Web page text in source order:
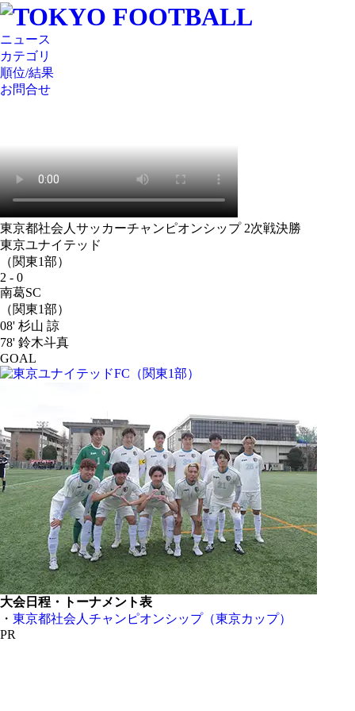
ニュース
カテゴリ
順位/結果
お問合せ
東京都社会人サッカーチャンピオンシップ 2次戦決勝
東京ユナイテッド
（関東1部）
2 - 0
南葛SC
（関東1部）
08' 杉山 諒
78' 鈴木斗真
GOAL
大会日程・トーナメント表
・ 東京都社会人チャンピオンシップ（東京カップ）
PR